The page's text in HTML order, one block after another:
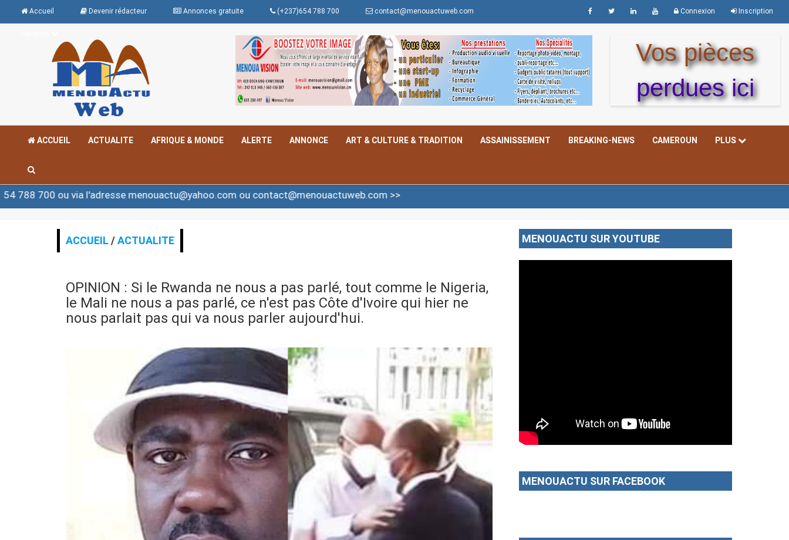
Accueil Devenir rédacteur Annonces gratuite (+237)654 788 700 contact@menouactuweb.com Connexion Inscription
Vos pièces
perdues ici
ACCUEIL ACTUALITE AFRIQUE & MONDE ALERTE ANNONCE ART & CULTURE & TRADITION ASSAINISSEMENT BREAKING-NEWS CAMEROUN PLUS
l'adresse menouactu@yahoo.com ou contact@menouactuweb.com >>
ACCUEIL /ACTUALITE
OPINION : Si le Rwanda ne nous a pas parlé, tout comme le Nigeria,
le Mali ne nous a pas parlé, ce n'est pas Côte d'Ivoire qui hier ne
nous parlait pas qui va nous parler aujourd'hui.
MENOUACTU SUR YOUTUBE
MENOUACTU SUR FACEBOOK